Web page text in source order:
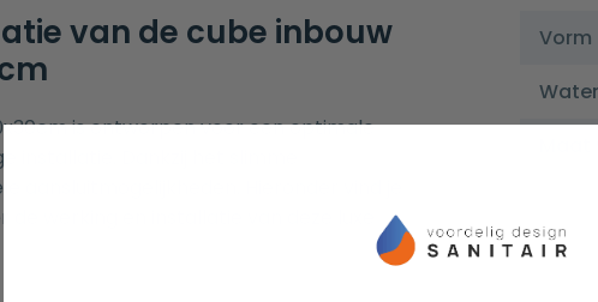
van de cube inbouw
is ontworpen voor een optimale
installatie. Dankzij het slimme
aansluitmogelijkheden. Hieronder vind je
werking en installatie van deze luxe
Vorm